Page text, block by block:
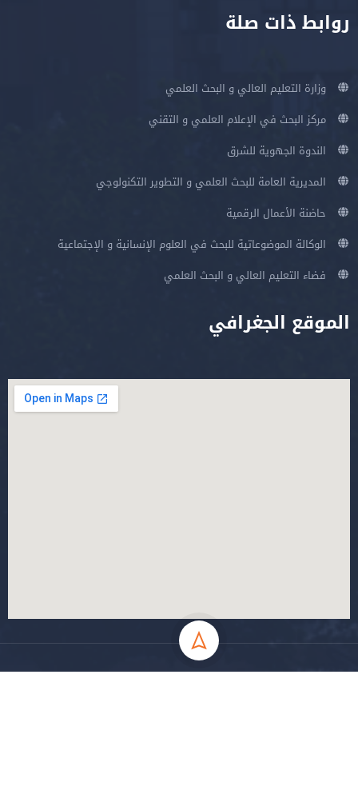
روابط ذات صلة
وزارة التعليم العالي و البحث العلمي
مركز البحث في الإعلام العلمي و التقني
الندوة الجهوية للشرق
المديرية العامة للبحث العلمي و التطوير التكنولوجي
حاضنة الأعمال الرقمية
الوكالة الموضوعاتية للبحث في العلوم الإنسانية و الإجتماعية
فضاء التعليم العالي و البحث العلمي
الموقع الجغرافي
جميع الحقوق محفوظة جامعة المسيلة - 2024